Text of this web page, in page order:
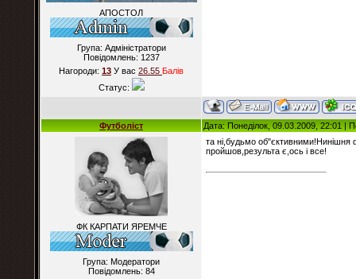
АПОСТОЛ
Група: Адміністратори
Повідомлень: 1237
Нагороди: 13 У вас 26.55 Балiв
Статус:
Футболіст Дата: Понеділок, 09.03.2009, 22:01 |
ФК КАРПАТИ ЯРЕМЧЕ
Група: Модератори
Повідомлень: 84
та ні,будьмо
пройшов,результа є,ось і все!